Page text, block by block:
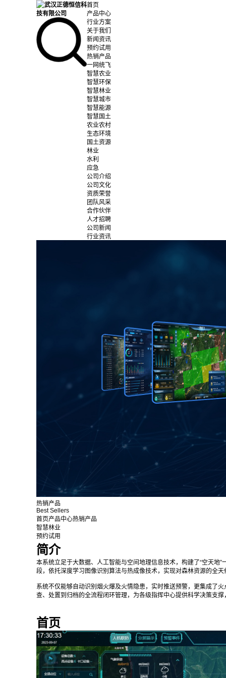
首页
产品中心
行业方案
关于我们
新闻资讯
预约试用
热销产品
一网统飞
智慧农业
智慧环保
智慧林业
智慧城市
智慧能源
智慧国土
农业农村
生态环境
国土资源
林业
水利
应急
公司介绍
公司文化
资质荣誉
团队风采
合作伙伴
人才招聘
公司新闻
行业资讯
热销产品
Best Sellers
首页产品中心热销产品
智慧林业
预约试用
简介
本系统立足于大数据、人工智能与空间地理信息技术，构建了“空天地
段，依托深度学习图像识别算法与热成像技术，实现对森林资源的全
系统不仅能够自动识别烟火爆及火情隐患，实时推送预警，更集成了
查、处置到归档的全流程闭环管理，为各级指挥中心提供科学决策支
首页